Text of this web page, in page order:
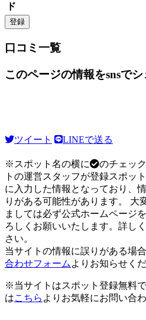
ド
口コミ一覧
このページの情報をsnsで
ツイート LINEで送る
※スポット名の横に
のチェッ
トの運営スタッフが登録スポッ
に入力した情報となっており、
りがある可能性があります。 大
ましては必ず公式ホームページ
ろしくお願いいたします。詳し
さい。
当サイトの情報に誤りがある場
合わせフォーム よりお知らせくだ
※当サイトはスポット登録無料
はこちら よりお気軽にお問い合